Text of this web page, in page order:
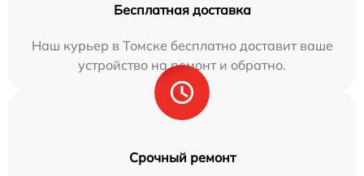
Бесплатная доставка
Наш курьер в Томске бесплатно доставит ваше
устройство на ремонт и обратно.
Срочный ремонт